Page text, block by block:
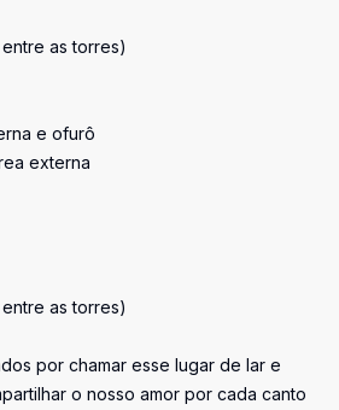
as torres)
e ofurô
externa
as torres)
por chamar esse lugar de lar e
o nosso amor por cada canto